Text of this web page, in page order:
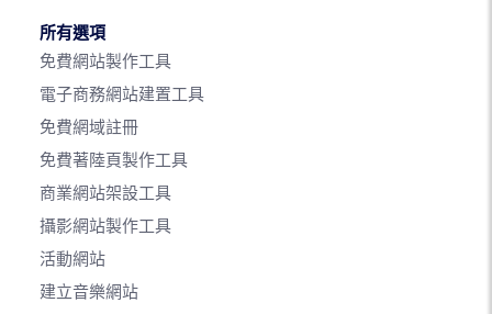
所有選項
免費網站製作工具
電子商務網站建置工具
免費網域註冊
免費著陸頁製作工具
商業網站架設工具
攝影網站製作工具
活動網站
建立音樂網站